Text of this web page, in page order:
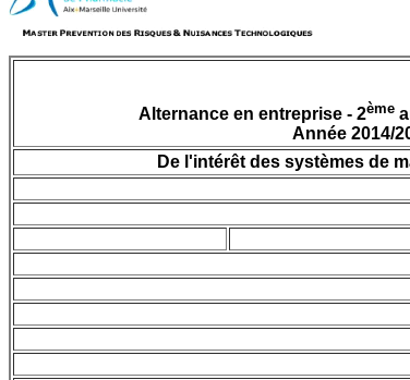
Alternance en entreprise - 2ème
Année 2014/
De l'intérêt des systèmes de